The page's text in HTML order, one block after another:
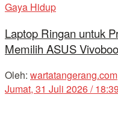
Gaya Hidup
Laptop Ringan untuk
Memilih ASUS
Oleh: wartatangerang.com
Jumat, 31 Juli 2026 /